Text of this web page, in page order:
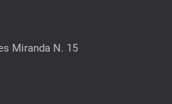
Miranda N. 15